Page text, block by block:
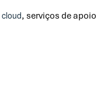
cloud, serviços de apoio